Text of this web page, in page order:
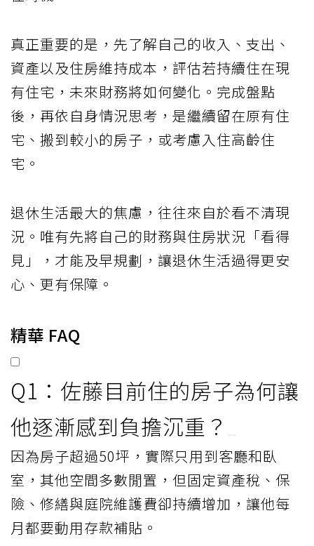
真正重要的是，先了解自己的收入、支出、
資產以及住房維持成本，評估若持續住在現
有住宅，未來財務將如何變化。完成盤點
後，再依自身情況思考，是繼續留在原有住
宅、搬到較小的房子，或考慮入住高齡住
宅。
退休生活最大的焦慮，往往來自於看不清現
況。唯有先將自己的財務與住房狀況「看得
見」，才能及早規劃，讓退休生活過得更安
心、更有保障。
精華 FAQ
Q1：佐藤目前住的房子為何讓
他逐漸感到負擔沉重？
因為房子超過50坪，實際只用到客廳和臥
室，其他空間多數閒置，但固定資產稅、保
險、修繕與庭院維護費卻持續增加，讓他每
月都要動用存款補貼。